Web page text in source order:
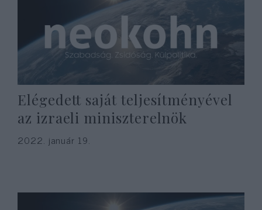
Elégedett saját teljesítményével
az izraeli miniszterelnök
2022. január 19.